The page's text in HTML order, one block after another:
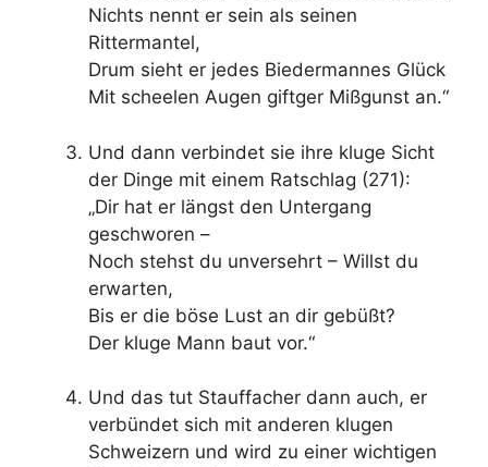
Nichts nennt er sein als seinen
Rittermantel,
Drum sieht er jedes Biedermannes Glück
Mit scheelen Augen giftger Mißgunst an.“
Und dann verbindet sie ihre kluge Sicht
der Dinge mit einem Ratschlag (271):
„Dir hat er längst den Untergang
geschworen –
Noch stehst du unversehrt – Willst du
erwarten,
Bis er die böse Lust an dir gebüßt?
Der kluge Mann baut vor.“
Und das tut Stauffacher dann auch, er
verbündet sich mit anderen klugen
Schweizern und wird zu einer wichtigen